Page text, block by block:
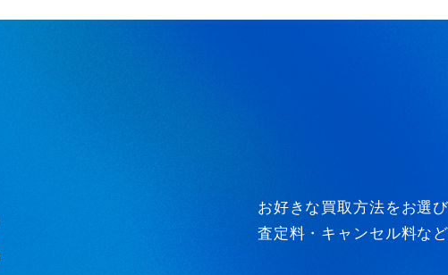
お好きな買取方法をお選
査定料・キャンセル料な